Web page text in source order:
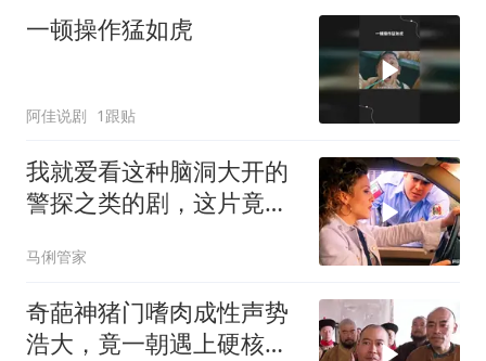
一顿操作猛如虎
阿佳说剧 1跟贴
我就爱看这种脑洞大开的
警探之类的剧，这片竟然
马俐管家
奇葩神猪门嗜肉成性声势
浩大，竟一朝遇上硬核江